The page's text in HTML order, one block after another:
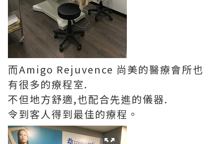
而Amigo Rejuvence 尚美的醫療會所也
有很多的療程室.
不但地方舒適,也配合先進的儀器.
令到客人得到最佳的療程。